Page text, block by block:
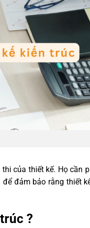
của thiết kế. Họ cần
đảm bảo rằng thiết
?